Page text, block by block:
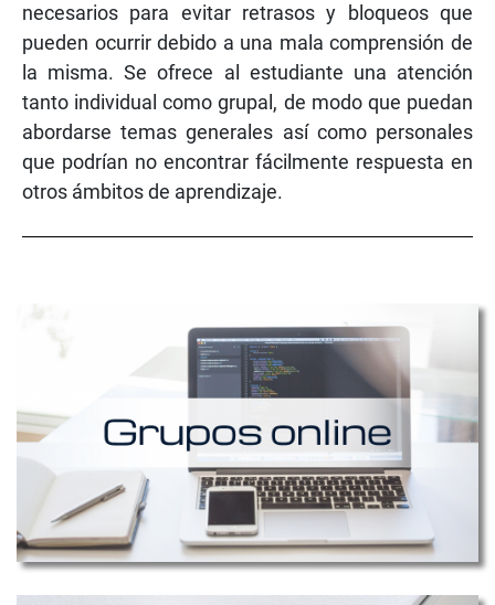
necesarios para evitar retrasos y bloqueos que
pueden ocurrir debido a una mala comprensión de
la misma. Se ofrece al estudiante una atención
tanto individual como grupal, de modo que puedan
abordarse temas generales así como personales
que podrían no encontrar fácilmente respuesta en
otros ámbitos de aprendizaje.